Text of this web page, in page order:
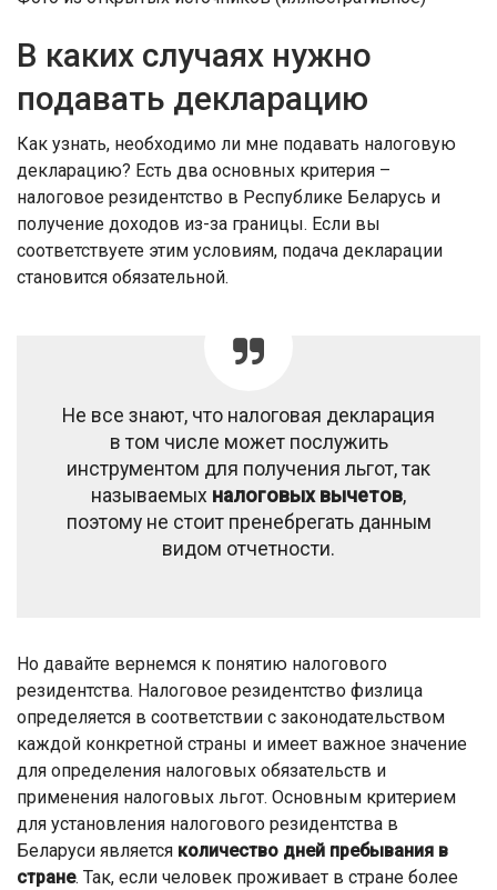
В каких случаях нужно
подавать декларацию
Как узнать, необходимо ли мне подавать налоговую
декларацию? Есть два основных критерия –
налоговое резидентство в Республике Беларусь и
получение доходов из-за границы. Если вы
соответствуете этим условиям, подача декларации
становится обязательной.
Не все знают, что налоговая декларация
в том числе может послужить
инструментом для получения льгот, так
называемых налоговых вычетов,
поэтому не стоит пренебрегать данным
видом отчетности.
Но давайте вернемся к понятию налогового
резидентства. Налоговое резидентство физлица
определяется в соответствии с законодательством
каждой конкретной страны и имеет важное значение
для определения налоговых обязательств и
применения налоговых льгот. Основным критерием
для установления налогового резидентства в
Беларуси является количество дней пребывания в
стране. Так, если человек проживает в стране более